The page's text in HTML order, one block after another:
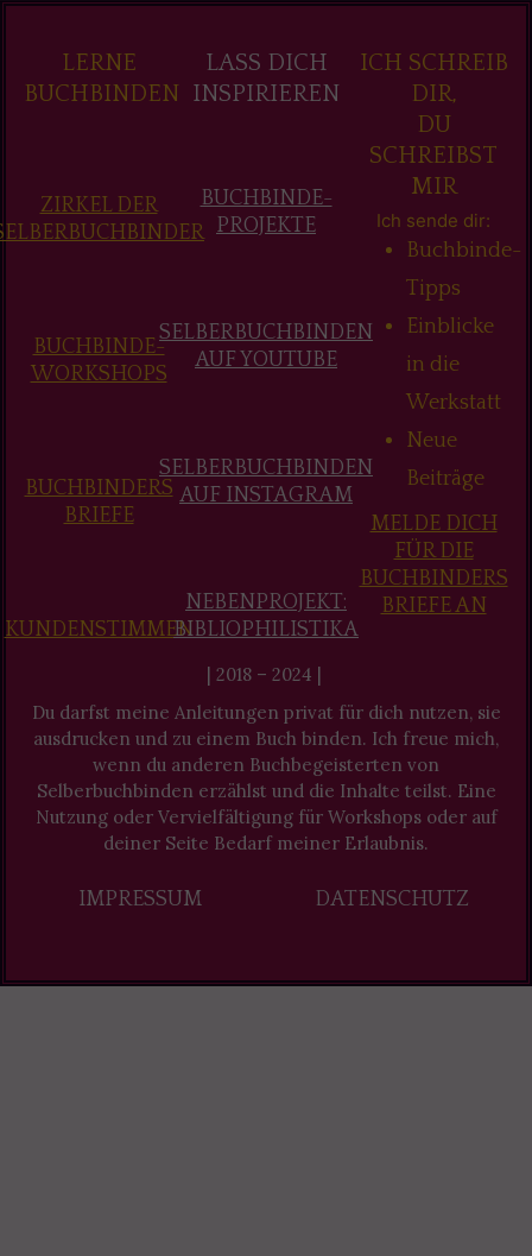
| 2018 – 2024 |
Du darfst meine Anleitungen privat für dich nutzen, sie
ausdrucken und zu einem Buch binden. Ich freue mich,
wenn du anderen Buchbegeisterten von
Selberbuchbinden erzählst und die Inhalte teilst. Eine
Nutzung oder Vervielfältigung für Workshops oder auf
deiner Seite Bedarf meiner Erlaubnis.
IMPRESSUM DATENSCHUTZ
LERNE
BUCHBINDEN
ZIRKEL DER
BUCHBINDE-
WORKSHOPS
BUCHBINDERS
BRIEFE
KUNDENSTIMMEN
LASS DICH
INSPIRIEREN
BUCHBINDE-
PROJEKTE
SELBERBUCHBINDEN
AUF YOUTUBE
SELBERBUCHBINDEN
AUF INSTAGRAM
NEBENPROJEKT:
BIBLIOPHILISTIKA
ICH SCHREIB
DIR,
DU
SCHREIBST
MIR
Ich sende dir:
Buchbinde-
Tipps
Einblicke
in die
Werkstatt
Neue
Beiträge
MELDE DICH
FÜR DIE
BUCHBINDERS
BRIEFE AN